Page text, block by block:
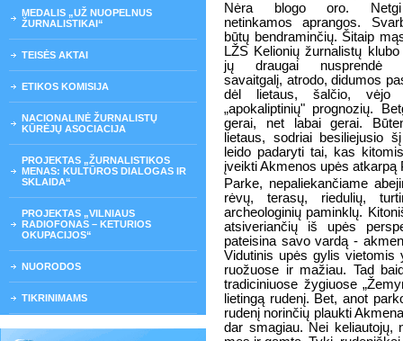
MEDALIS „UŽ NUOPELNUS
ŽURNALISTIKAI“
TEISĖS AKTAI
ETIKOS KOMISIJA
NACIONALINĖ ŽURNALISTŲ
KŪRĖJŲ ASOCIACIJA
PROJEKTAS „ŽURNALISTIKOS
MENAS: KULTŪROS DIALOGAS IR
SKLAIDA“
PROJEKTAS „VILNIAUS
RADIOFONAS – KETURIOS
OKUPACIJOS“
NUORODOS
TIKRINIMAMS
Nėra blogo oro.
netinkamos aprangos.
būtų bendraminčių. Šitaip
LŽS Kelionių žurnalistų
jų draugai nusprendė
savaitgalį, atrodo, didumos
dėl lietaus, šalčio,
„apokaliptinių" prognozių.
gerai, net labai gerai.
lietaus, sodriai besiliejusio
leido padaryti tai, kas
įveikti Akmenos upės atkarpą
Parke, nepaliekančiame
rėvų, terasų, riedulių,
archeologinių paminklų.
atsiveriančių iš upės
pateisina savo vardą -
Vidutinis upės gylis
ruožuose ir mažiau. Tad
tradiciniuose žygiuose
lietingą rudenį. Bet, anot
rudenį norinčių plaukti
dar smagiau. Nei keliautojų,